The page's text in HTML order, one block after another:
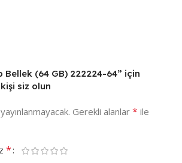
Bellek (64 GB) 222224-64” için
siz olun
Gerekli alanlar * ile
*